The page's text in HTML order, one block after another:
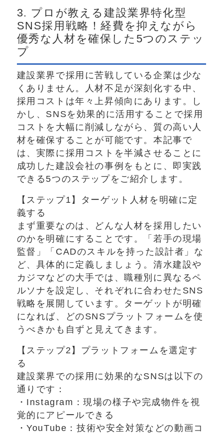
3. プロが教える建設業界特化型
SNS採用戦略！経費を抑えながら
優秀な人材を確保した5つのステッ
プ
建設業界で採用に苦戦している企業は少な
くありません。人材不足が深刻化する中、
採用コストは年々上昇傾向にあります。し
かし、SNSを効果的に活用することで採用
コストを大幅に削減しながら、質の高い人
材を確保することが可能です。本記事で
は、実際に採用コストを半減させることに
成功した建設会社の事例をもとに、即実践
できる5つのステップをご紹介します。
【ステップ1】ターゲット人材を明確に定
義する
まず重要なのは、どんな人材を採用したい
のかを明確にすることです。「若手の現場
監督」「CADのスキルを持った設計者」な
ど、具体的に定義しましょう。清水建設や
カジマなどの大手では、職種別に異なるペ
ルソナを設定し、それぞれに合わせたSNS
戦略を展開しています。ターゲットが明確
になれば、どのSNSプラットフォームを使
うべきかも自ずと見えてきます。
【ステップ2】プラットフォームを選定す
る
建設業界での採用に効果的なSNSは以下の
通りです：
・Instagram：現場の様子や完成物件を視
覚的にアピールできる
・YouTube：技術や安全対策などの動画コ